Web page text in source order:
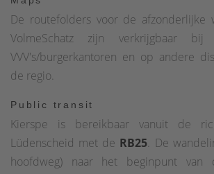
De routefolders voor de afzonderlijke
VolmeSchatz zijn verkrijgbaar bij
VVV's/burgerkantoren en op andere
de regio.
Public transit
Kierspe is bereikbaar vanuit de
Lüdenscheid met de RB25. De
hoofdweg) naar het beginpunt van